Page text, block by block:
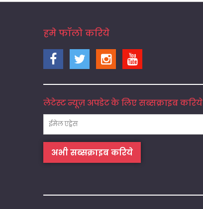
हमे फॉलो करिये
लेटेस्ट न्यूज़ अपडेट के लिए सब्सक्राइब करिये
अभी सब्सक्राइब करिये